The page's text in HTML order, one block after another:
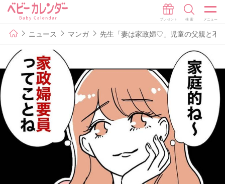
ニュース マンガ 先生「妻は家政婦♡」児童の父親と不